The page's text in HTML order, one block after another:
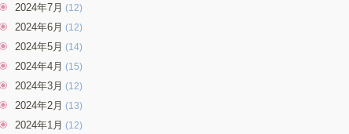
2024年7月 (12)
2024年6月 (12)
2024年5月 (14)
2024年4月 (15)
2024年3月 (12)
2024年2月 (13)
2024年1月 (12)